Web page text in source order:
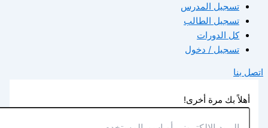
تسجيل المدرس
تسجيل الطالب
كل الدورات
تسجيل / دخول
اتصل بنا
أهلاً بك مرة أخرى!